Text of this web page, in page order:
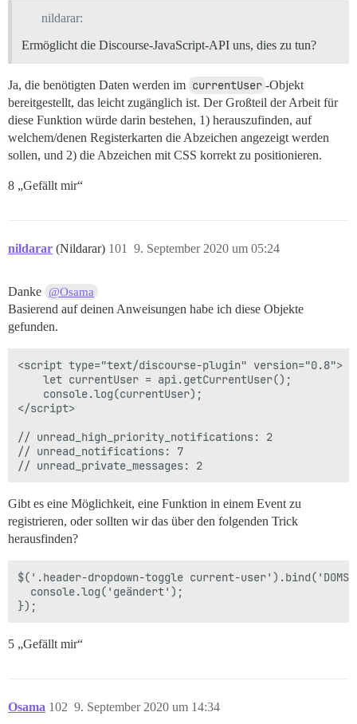
nildarar:
Ermöglicht die Discourse-JavaScript-API uns, dies zu tun?
Ja, die benötigten Daten werden im currentUser -Objekt
bereitgestellt, das leicht zugänglich ist. Der Großteil der Arbeit für
diese Funktion würde darin bestehen, 1) herauszufinden, auf
welchem/denen Registerkarten die Abzeichen angezeigt werden
sollen, und 2) die Abzeichen mit CSS korrekt zu positionieren.
8 „Gefällt mir“
nildarar (Nildarar) 9. September 2020 um 05:24
101
Danke @Osama
Basierend auf deinen Anweisungen habe ich diese Objekte
gefunden.
<script type="text/discourse-plugin" version="0.8">
    let currentUser = api.getCurrentUser();
    console.log(currentUser);
</script>
// unread_high_priority_notifications: 2
// unread_notifications: 7
Gibt es eine Möglichkeit, eine Funktion in einem Event zu
registrieren, oder sollten wir das über den folgenden Trick
herausfinden?
$('.header-dropdown-toggle current-
  console.log('geändert');
5 „Gefällt mir“
Osama 9. September 2020 um 14:34
102